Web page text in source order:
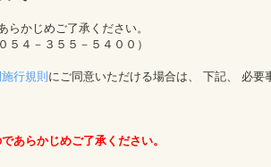
かじめご了承ください。
４－３５５－５４００）
行規則 にご同意いただける場合は、 下記、 必要
あらかじめご了承ください。